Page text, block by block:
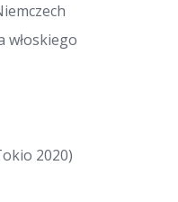
włoskiego
2020)